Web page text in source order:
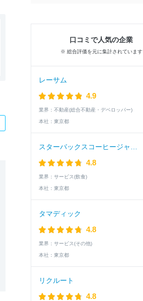
口コミで人気の企業
※ 総合評価を元に集計されています
レーサム
4.9
業界： 不動産(総合不動産・デベロッパー)
本社： 東京都
4.8
業界： サービス(飲食)
本社： 東京都
タマディック
4.8
業界： サービス(その他)
本社： 東京都
リクルート
4.8